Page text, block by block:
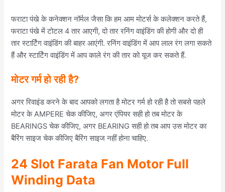
फराटा पंखे के कनेक्शन नॉर्मल जैसा कि हम आम मोटर्स के कलेक्शन करते हैं,
फराटा पंखे में टोटल 4 तार आएगी, दो तार रनिंग वाइंडिंग की होगी और दो ही
तार स्टार्टिंग वाइंडिंग की बाहर आएंगी. रनिंग वाइंडिंग में आप लाल रंग लगा सकते
हैं और स्टार्टिंग वाइंडिंग में आप काले रंग की तार को यूज कर सकते हैं.
मोटर गर्म हो रही है?
अगर रिवाइंड करने के बाद आपको लगता है मोटर गर्म हो रही है तो सबसे पहले
मोटर के AMPERE चेक कीजिए, अगर एंपियर सही हो तब मोटर के
BEARINGS चेक कीजिए, अगर BEARING सही हो तब आप उस मोटर का
बैरिंग साइज चेक कीजिए बैरिंग साइज नहीं होना चाहिए.
24 Slot Farata Fan Motor Full
Winding Data